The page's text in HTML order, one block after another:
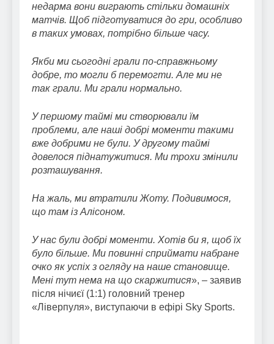
недарма вони виграють стільки домашніх
матчів. Щоб підготуватися до гри, особливо
в таких умовах, потрібно більше часу.
Якби ми сьогодні грали по-справжньому
добре, то могли б перемогти. Але ми не
так грали. Ми грали нормально.
У першому таймі ми створювали їм
проблеми, але наші добрі моменти такими
вже добрими не були. У другому таймі
довелося піднатужитися. Ми трохи змінили
розташування.
На жаль, ми втратили Жоту. Подивимося,
що там із Алісоном.
У нас були добрі моменти. Хотів би я, щоб їх
було більше. Ми повинні сприймати набране
очко як успіх з огляду на наше становище.
Мені тут нема на що скаржитися», – заявив
після нічиєї (1:1) головний тренер
«Ліверпуля», виступаючи в ефірі Sky Sports.